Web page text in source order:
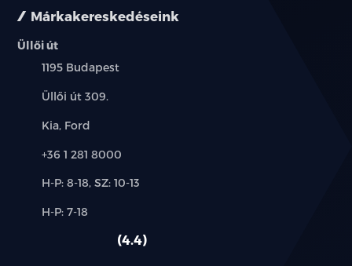
Márkakereskedéseink
Üllői út
Település:
1195 Budapest
Cím:
Üllői út 309.
Márkák:
Kia, Ford
Telefon:
+36 1 281 8000
Új-
használt
H-P: 8-18, SZ: 10-13
Alkatrész,
H-P: 7-18
4.4